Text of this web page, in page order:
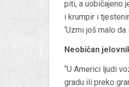
piti, a uobičajeno
i krumpir i
‘Uzmi još malo
Neobičan
“U Americi ljudi
gradu ili preko